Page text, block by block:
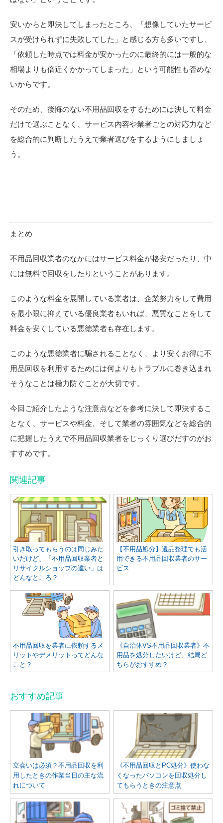
安いからと即決してしまったところ、「想像していたサービ
スが受けられずに失敗してした」と感じる方も多いですし、
「依頼した時点では料金が安かったのに最終的には一般的な
相場よりも倍近くかかってしまった」という可能性も否めな
いからです。
そのため、後悔のない不用品回収をするためには決して料金
だけで選ぶことなく、サービス内容や業者ごとの対応力など
を総合的に判断したうえで業者選びをするようにしましょ
う。
まとめ
不用品回収業者のなかにはサービス料金が格安だったり、中
には無料で回収をしたりということがあります。
このような料金を展開している業者は、企業努力をして費用
を最小限に抑えている優良業者もいれば、悪質なことをして
料金を安くしている悪徳業者も存在します。
このような悪徳業者に騙されることなく、より安くお得に不
用品回収を利用するためには何よりもトラブルに巻き込まれ
そうなことは極力防ぐことが大切です。
今回ご紹介したような注意点などを参考に決して即決するこ
となく、サービスや料金、そして業者の雰囲気などを総合的
に把握したうえで不用品回収業者をじっくり選びだすのがお
すすめです。
関連記事
引き取ってもらうのは同じみた
いだけど、「不用品回収業者と
リサイクルショップの違い」は
どんなところ？
【不用品処分】遺品整理でも活
用できる不用品回収業者のサー
ビス
不用品回収を業者に依頼するメ
リットやデメリットってどんな
こと？
《自治体VS不用品回収業者》不
用品を処分したいけど、結局ど
ちらがおすすめ？
おすすめ記事
立会いは必須？不用品回収を利
用したときの作業当日の主な流
れについて
《不用品回収とPC処分》使わな
くなったパソコンを回収処分し
てもらうときの注意点